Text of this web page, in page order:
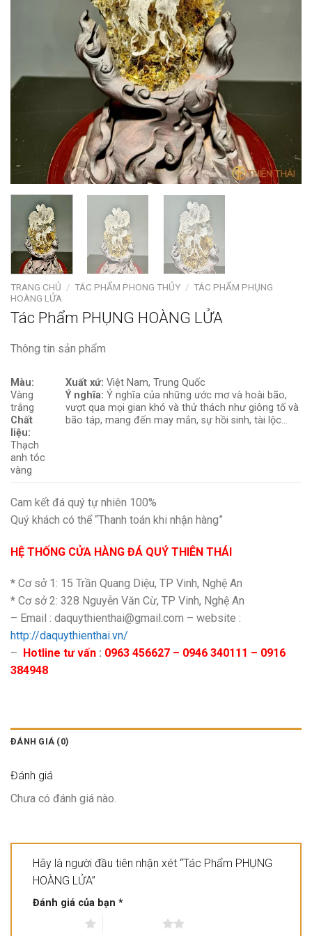
TRANG CHỦ / TÁC PHẨM PHONG THỦY / TÁC PHẨM PHỤNG
HOÀNG LỬA
Tác Phẩm PHỤNG HOÀNG LỬA
Thông tin sản phẩm
Màu:
Vàng
trắng
Chất
liệu:
Thạch
anh tóc
vàng
Xuất xứ:Việt Nam, Trung Quốc
Ý nghĩa: Ý nghĩa của những ước mơ và hoài bão,
vượt qua mọi gian khó và thử thách như giông tố và
bão táp, mang đến may mắn, sự hồi sinh, tài lộc…
Cam kết đá quý tự nhiên 100%
Quý khách có thể “Thanh toán khi nhận hàng”
HỆ THỐNG CỬA HÀNG ĐÁ QUÝ THIÊN THÁI
* Cơ sở 1: 15 Trần Quang Diệu, TP Vinh, Nghệ An
* Cơ sở 2: 328 Nguyễn Văn Cừ, TP Vinh, Nghệ An
– Email : daquythienthai@gmail.com – website :
http://daquythienthai.vn/
–
Hotline tư vấn : 0963 456627 – 0946 340111 – 0916
384948
ĐÁNH GIÁ (0)
Đánh giá
Chưa có đánh giá nào.
Hãy là người đầu tiên nhận xét “Tác Phẩm PHỤNG
HOÀNG LỬA”
Đánh giá của bạn *